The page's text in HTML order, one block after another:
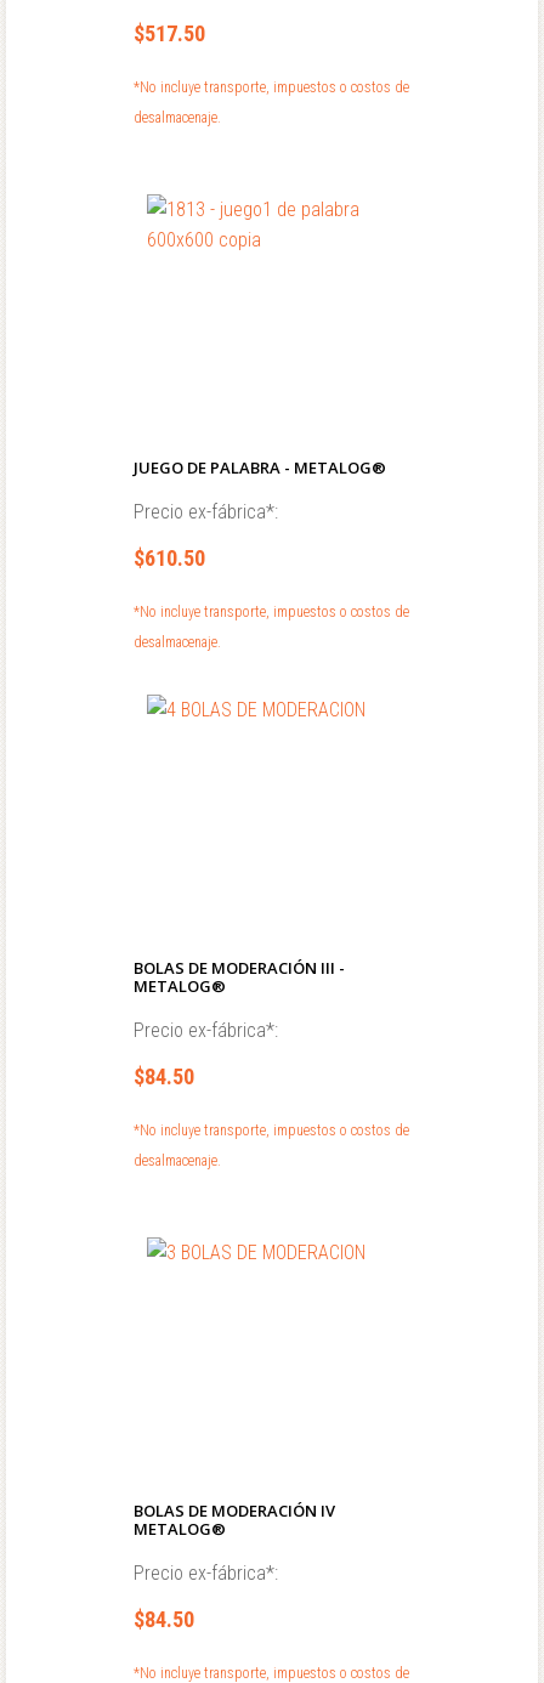
$517.50
*No incluye transporte, impuestos o costos de
desalmacenaje.
JUEGO DE PALABRA - METALOG®
Precio ex-fábrica*:
$610.50
*No incluye transporte, impuestos o costos de
desalmacenaje.
BOLAS DE MODERACIÓN III -
METALOG®
Precio ex-fábrica*:
$84.50
*No incluye transporte, impuestos o costos de
desalmacenaje.
BOLAS DE MODERACIÓN IV
METALOG®
Precio ex-fábrica*:
$84.50
*No incluye transporte, impuestos o costos de